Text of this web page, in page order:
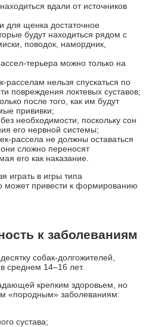
вдали от источников
для щенка достаточное
будут находиться рядом с
поводок, намордник,
терьера можно только на
расселам нельзя спускаться по
повреждения локтевых суставов;
после того, как им будут
прививки;
необходимости, поскольку сон
его нервной системы;
рассела не должны оставаться
сложно переносят
его как наказание.
играть в игры типа
может привести к формированию
к заболеваниям
собак-долгожителей,
среднем 14–16 лет.
крепким здоровьем, но
«породным» заболеваниям:
сустава;